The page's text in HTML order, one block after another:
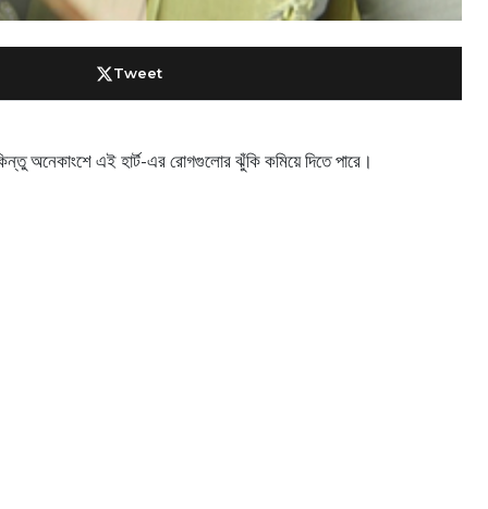
Tweet
অনেকাংশে এই হার্ট-এর রোগগুলোর ঝুঁকি কমিয়ে দিতে পারে।